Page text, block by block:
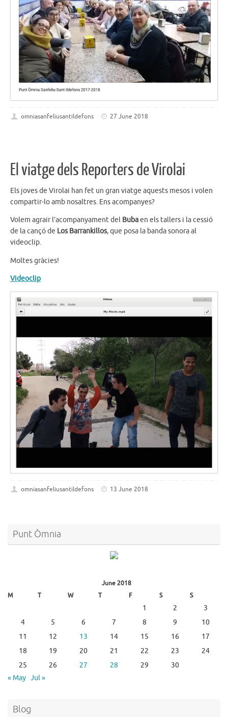
omniasanfeliusantildefons 27 June 2018
El viatge dels Reporters de Virolai
Els joves de Virolai han fet un gran viatge aquests mesos i volen
compartir-lo amb nosaltres. Ens acompanyes?
Volem agrair l’acompanyament del Bubaen els tallers i la cessió
de la cançó de Los Barrankillos, que posa la banda sonora al
videoclip.
Moltes gràcies!
Videoclip
omniasanfeliusantildefons 13 June 2018
Punt Òmnia
June 2018
M
T W T F S S
1 2
3
4
5 6 7 8 9
10
11
12 13 14 15 16
17
18
19 20 21 22 23
24
25
26 27 28 29
30
« May Jul »
Blog